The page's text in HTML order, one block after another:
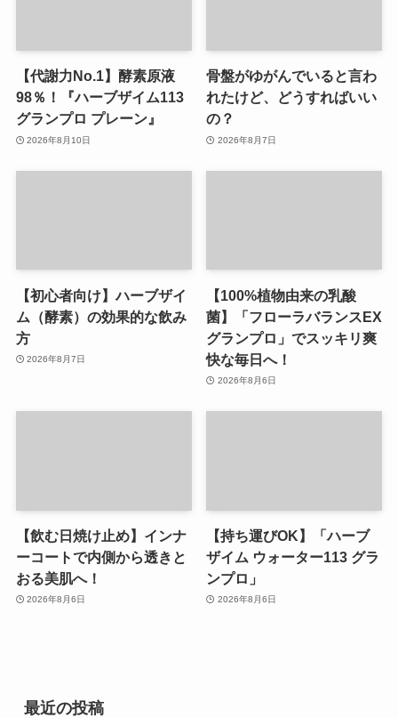
【代謝力No.1】酵素原液
98％！『ハーブザイム113
グランプロ プレーン』
2026年8月10日
骨盤がゆがんでいると言わ
れたけど、どうすればいい
の？
2026年8月7日
【初心者向け】ハーブザイ
ム（酵素）の効果的な飲み
方
2026年8月7日
【100%植物由来の乳酸
菌】「フローラバランスEX
グランプロ」でスッキリ爽
快な毎日へ！
2026年8月6日
【飲む日焼け止め】インナ
ーコートで内側から透きと
おる美肌へ！
2026年8月6日
【持ち運びOK】「ハーブ
ザイム ウォーター113 グラ
ンプロ」
2026年8月6日
最近の投稿